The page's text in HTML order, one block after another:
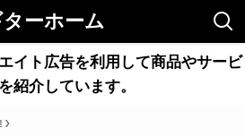
ターホーム
イト広告を利用して商品やサービ
紹介しています。